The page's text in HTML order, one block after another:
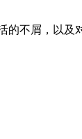
不屑，以及